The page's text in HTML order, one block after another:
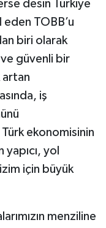
desin Türkiye
eden TOBB’u
biri olarak
güvenli bir
artan
iş
ekonomisinin
yol
için büyük
menziline